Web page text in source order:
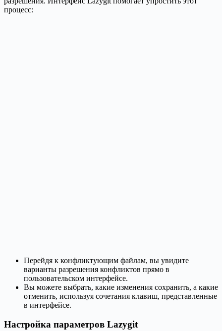
процесс:
Перейдя к конфликтующим файлам, вы увидите
варианты разрешения конфликтов прямо в
пользовательском интерфейсе.
Вы можете выбрать, какие изменения сохранить, а какие
отменить, используя сочетания клавиш, представленные
в интерфейсе.
Настройка параметров Lazygit